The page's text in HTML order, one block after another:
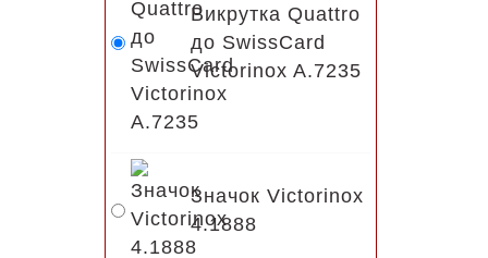
Викрутка Quattro
до SwissCard
Victorinox A.7235
Значок Victorinox
4.1888